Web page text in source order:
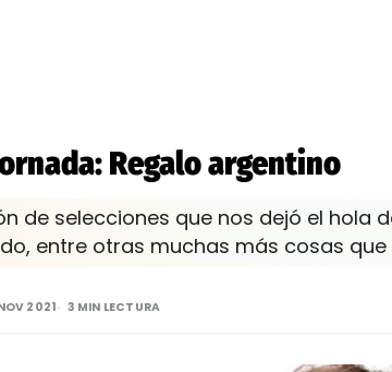
Regalo argentino
de selecciones que nos dejó el hola
entre otras muchas más cosas
2021 3 MIN LECTURA